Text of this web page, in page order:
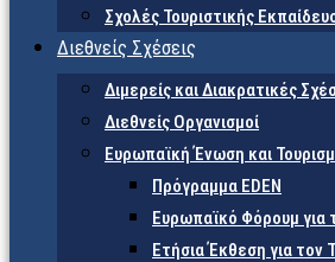
Σχολές Τουριστικής
Διεθνείς Σχέσεις
Διμερείς και Διακρατικές
Διεθνείς Οργανισμοί
Ευρωπαϊκή Ένωση και
Πρόγραμμα EDEN
Ευρωπαϊκό Φόρουμ για
Ετήσια Έκθεση για τον